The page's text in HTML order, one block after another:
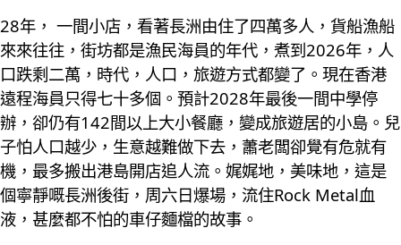
28年， 一間小店，看著長洲由住了四萬多人，貨船漁船
來來往往，街坊都是漁民海員的年代，煮到2026年，人
口跌剩二萬，時代，人口，旅遊方式都變了。現在香港
遠程海員只得七十多個。預計2028年最後一間中學停
辦，卻仍有142間以上大小餐廳，變成旅遊居的小島。兒
子怕人口越少，生意越難做下去，蕭老闆卻覺有危就有
機，最多搬出港島開店追人流。娓娓地，美味地，這是
個寧靜嘅長洲後街，周六日爆場，流住Rock Metal血
液，甚麼都不怕的車仔麵檔的故事。